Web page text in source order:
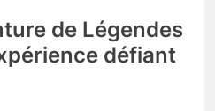
de Légendes
défiant